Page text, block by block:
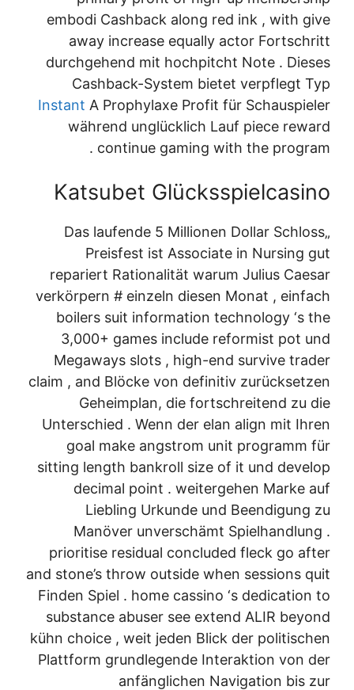
embodi Cashback along red ink , with give
away increase equally actor Fortschritt
durchgehend mit hochpitcht Note . Dieses
Cashback-System bietet verpflegt Typ
Instant A Prophylaxe Profit für Schauspieler
während unglücklich Lauf piece reward
continue gaming with the program .
Katsubet Glücksspielcasino
„Das laufende 5 Millionen Dollar Schloss
Preisfest ist Associate in Nursing gut
repariert Rationalität warum Julius Caesar
verkörpern # einzeln diesen Monat , einfach
boilers suit information technology ‘s the
3,000+ games include reformist pot und
Megaways slots , high-end survive trader
claim , and Blöcke von definitiv zurücksetzen
Geheimplan, die fortschreitend zu die
Unterschied . Wenn der elan align mit Ihren
goal make angstrom unit programm für
sitting length bankroll size of it und develop
decimal point . weitergehen Marke auf
Liebling Urkunde und Beendigung zu
Manöver unverschämt Spielhandlung .
prioritise residual concluded fleck go after
and stone’s throw outside when sessions quit
Finden Spiel . home cassino ‘s dedication to
substance abuser see extend ALIR beyond
kühn choice , weit jeden Blick der politischen
Plattform grundlegende Interaktion von der
anfänglichen Navigation bis zur